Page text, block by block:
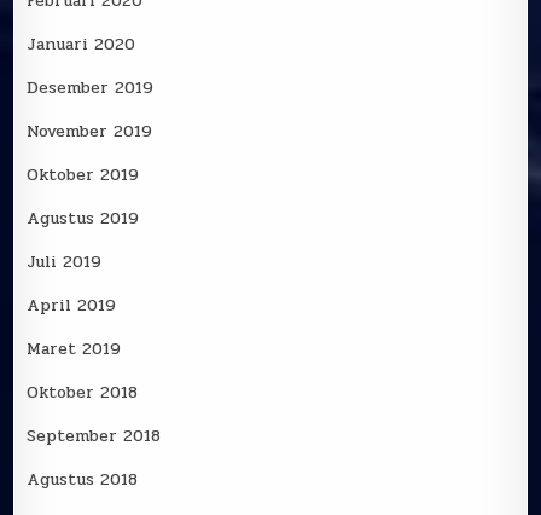
Januari 2020
Desember 2019
November 2019
Oktober 2019
Agustus 2019
Juli 2019
April 2019
Maret 2019
Oktober 2018
September 2018
Agustus 2018